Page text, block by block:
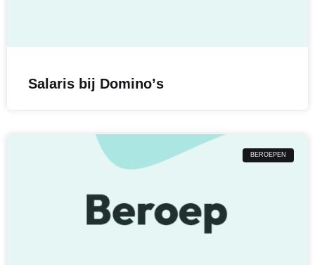
Salaris bij Dominoʼs
BEROEPEN